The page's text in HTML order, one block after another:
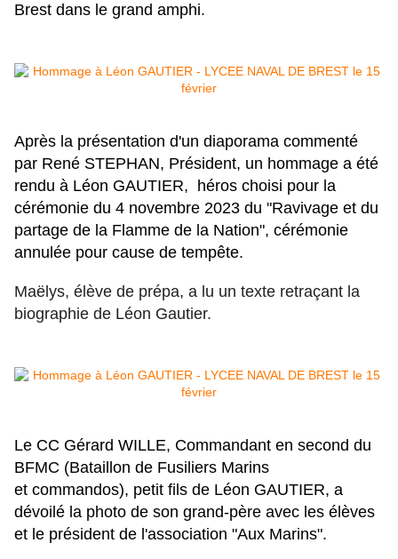
Brest dans le grand amphi.
Après la présentation d'un diaporama commenté
par René STEPHAN, Président, un hommage a été
rendu à Léon GAUTIER,
héros choisi pour la
cérémonie du 4 novembre 2023 du "Ravivage et du
partage de la Flamme de la Nation", cérémonie
annulée pour cause de tempête.
Maëlys, élève de prépa, a lu un texte retraçant la
biographie de Léon Gautier.
Le CC Gérard WILLE, Commandant en second du
BFMC (Bataillon de Fusiliers Marins
et commandos), petit fils de Léon GAUTIER, a
dévoilé la photo de son grand-père avec les élèves
et le président de l'association "Aux Marins".